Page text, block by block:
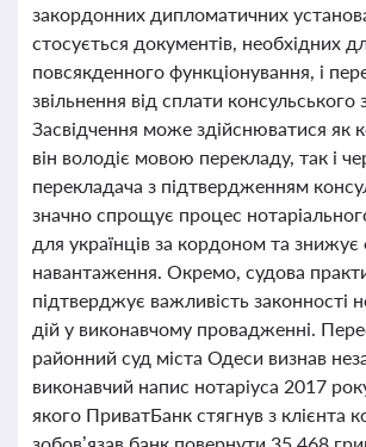
закордонних дипломатичних
стосується документів, необхідних
повсякденного функціонування, і
звільнення від сплати консульського
Засвідчення може здійснюватися як
він володіє мовою перекладу, так і
перекладача з підтвердженням
значно спрощує процес
для українців за кордоном та знижує
навантаження. Окремо, судова
підтверджує важливість законності
дій у виконавчому провадженні.
районний суд міста Одеси визнав
виконавчий напис нотаріуса 2017
якого ПриватБанк стягнув з клієнта